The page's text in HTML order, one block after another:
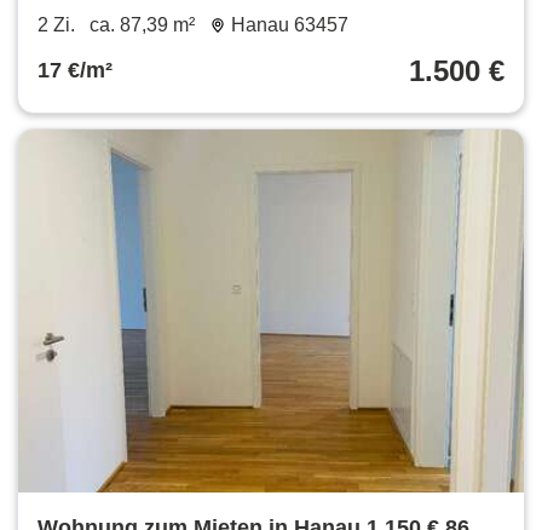
einladend!
2 Zi. ca. 87,39 m² Hanau 63457
17 €/m² 1.500 €